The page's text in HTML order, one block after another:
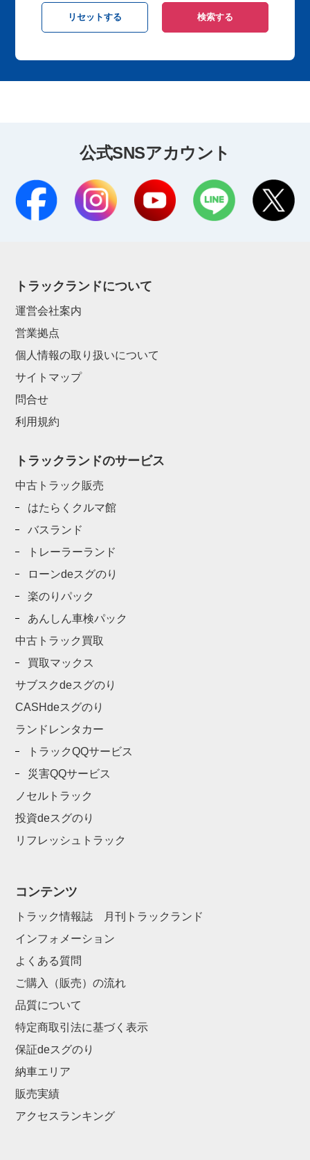
公式SNSアカウント
トラックランドについて
運営会社案内
営業拠点
個人情報の取り扱いについて
サイトマップ
問合せ
利用規約
トラックランドのサービス
中古トラック販売
はたらくクルマ館
バスランド
トレーラーランド
ローンdeスグのり
楽のりパック
あんしん車検パック
中古トラック買取
買取マックス
サブスクdeスグのり
CASHdeスグのり
ランドレンタカー
トラックQQサービス
災害QQサービス
ノセルトラック
投資deスグのり
リフレッシュトラック
コンテンツ
トラック情報誌 月刊トラックランド
インフォメーション
よくある質問
ご購入（販売）の流れ
品質について
特定商取引法に基づく表示
保証deスグのり
納車エリア
販売実績
アクセスランキング